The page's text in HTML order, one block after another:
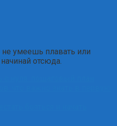
не умеешь плавать или
отсюда.